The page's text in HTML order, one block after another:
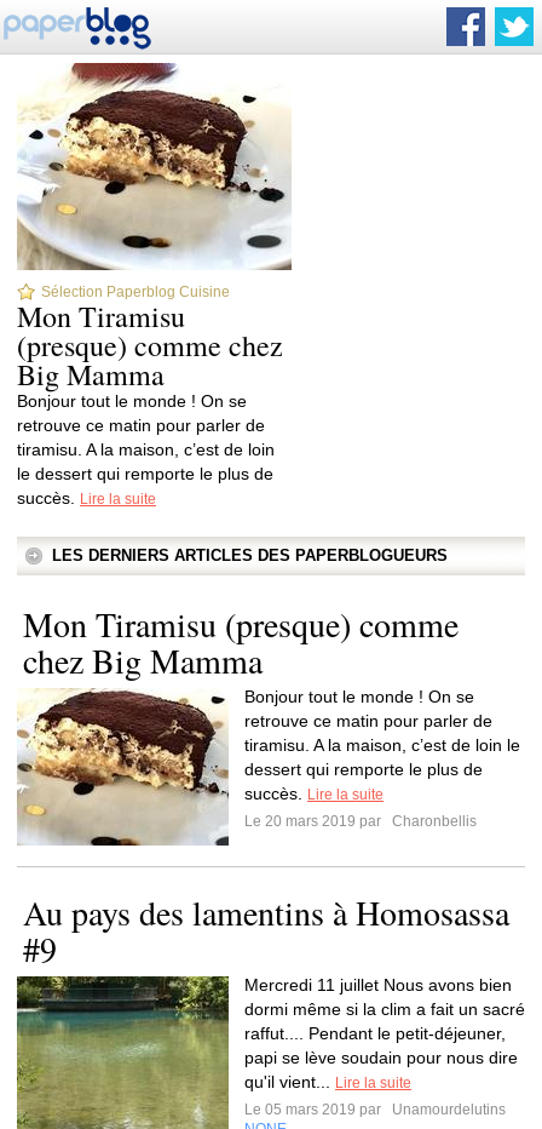
Sélection Paperblog Cuisine
Mon Tiramisu
(presque) comme chez
Big Mamma
Bonjour tout le monde ! On se
retrouve ce matin pour parler de
tiramisu. A la maison, c’est de loin
le dessert qui remporte le plus de
succès.
Lire la suite
LES DERNIERS ARTICLES DES PAPERBLOGUEURS
Mon Tiramisu (presque) comme
chez Big Mamma
Bonjour tout le monde ! On se
retrouve ce matin pour parler de
tiramisu. A la maison, c’est de loin le
dessert qui remporte le plus de
succès.
Lire la suite
Le 20 mars 2019 par
Charonbellis
Au pays des lamentins à Homosassa
#9
Mercredi 11 juillet Nous avons bien
dormi même si la clim a fait un sacré
raffut.... Pendant le petit-déjeuner,
papi se lève soudain pour nous dire
qu'il vient...
Lire la suite
Le 05 mars 2019 par
Unamourdelutins